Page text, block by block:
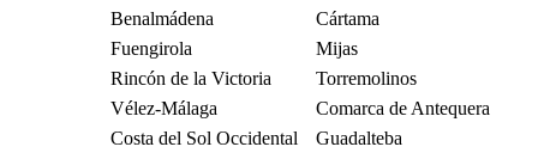
Benalmádena
Cártama
Fuengirola
Mijas
Rincón de la Victoria
Torremolinos
Vélez-Málaga
Comarca de Antequera
Costa del Sol Occidental
Guadalteba